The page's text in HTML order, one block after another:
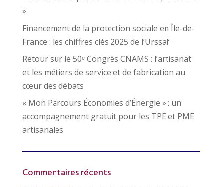
»
Financement de la protection sociale en Île-de-
France : les chiffres clés 2025 de l’Urssaf
Retour sur le 50ᵉ Congrès CNAMS : l’artisanat
et les métiers de service et de fabrication au
cœur des débats
« Mon Parcours Économies d’Énergie » : un
accompagnement gratuit pour les TPE et PME
artisanales
Commentaires récents